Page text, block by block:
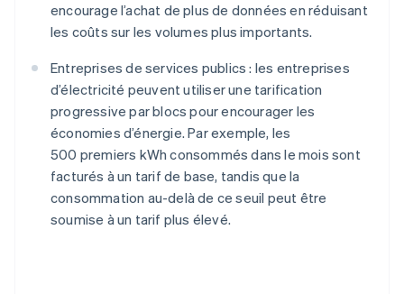
encourage l’achat de plus de données en réduisant
les coûts sur les volumes plus importants.
Entreprises de services publics : les entreprises
d’électricité peuvent utiliser une tarification
progressive par blocs pour encourager les
économies d’énergie. Par exemple, les
500 premiers kWh consommés dans le mois sont
facturés à un tarif de base, tandis que la
consommation au-delà de ce seuil peut être
soumise à un tarif plus élevé.